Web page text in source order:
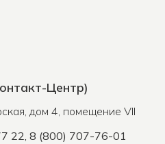
Центр)
дом 4, помещение VII
22, 8 (800) 707-76-01